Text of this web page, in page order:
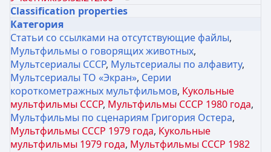
Classification properties
Категория
Статьи со ссылками на отсутствующие файлы,
Мультфильмы о говорящих животных,
Мультсериалы СССР, Мультсериалы по алфавиту,
Мультсериалы ТО «Экран», Серии
короткометражных мультфильмов, Кукольные
мультфильмы СССР, Мультфильмы СССР 1980 года,
Мультфильмы по сценариям Григория Остера,
Мультфильмы СССР 1979 года, Кукольные
мультфильмы 1979 года, Мультфильмы СССР 1982